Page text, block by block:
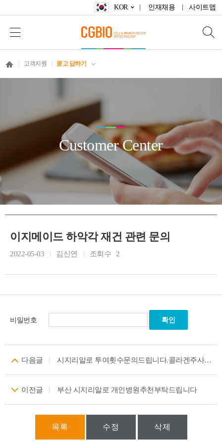
KOR 인재채용 사이트맵
고객지원 묻고 답하기
Customer Center
이지메이드 하악각 재건 관련 문의
2022-05-03 김신연 조회수 2
비밀번호
다음글 시지리알로 투여횟수문의드립니다.콜라겐주사 효능정말좋은거같습니다.
이전글 부산 시지리알로 개인병원추천부탁드립니다
목록 수정 삭제